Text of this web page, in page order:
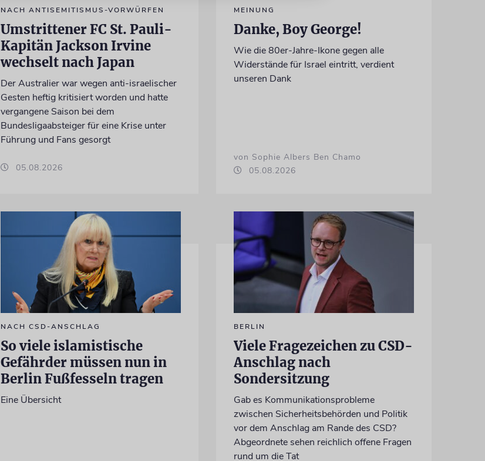
NACH ANTISEMITISMUS-VORWÜRFEN
Umstrittener FC St. Pauli-
Kapitän Jackson Irvine
wechselt nach Japan
Der Australier war wegen anti-israelischer
Gesten heftig kritisiert worden und hatte
vergangene Saison bei dem
Bundesligaabsteiger für eine Krise unter
Führung und Fans gesorgt
05.08.2026
MEINUNG
Danke, Boy George!
Wie die 80er-Jahre-Ikone gegen alle
Widerstände für Israel eintritt, verdient
unseren Dank
von Sophie Albers Ben Chamo
05.08.2026
NACH CSD-ANSCHLAG
So viele islamistische
Gefährder müssen nun in
Berlin Fußfesseln tragen
Eine Übersicht
BERLIN
Viele Fragezeichen zu CSD-
Anschlag nach
Sondersitzung
Gab es Kommunikationsprobleme
zwischen Sicherheitsbehörden und Politik
vor dem Anschlag am Rande des CSD?
Abgeordnete sehen reichlich offene Fragen
rund um die Tat